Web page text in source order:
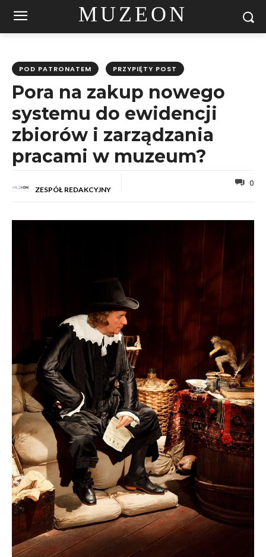
MUZEON
POD PATRONATEM PRZYPIĘTY POST
Pora na zakup nowego
systemu do ewidencji
zbiorów i zarządzania
pracami w muzeum?
ZESPÓŁ REDAKCYJNY
0